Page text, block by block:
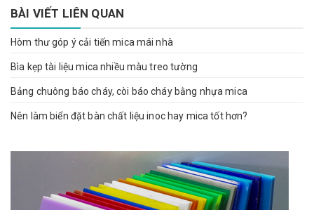
BÀI VIẾT LIÊN QUAN
Hòm thư góp ý cải tiến mica mái nhà
Bìa kẹp tài liệu mica nhiều màu treo tường
Bảng chuông báo cháy, còi báo cháy bằng nhựa mica
Nên làm biển đặt bàn chất liệu inoc hay mica tốt hơn?